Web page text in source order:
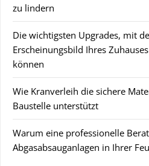
zu lindern
Die wichtigsten Upgrades, mit
Erscheinungsbild Ihres
können
Wie Kranverleih die sichere
Baustelle unterstützt
Warum eine professionelle
Abgasabsauganlagen in Ihrer